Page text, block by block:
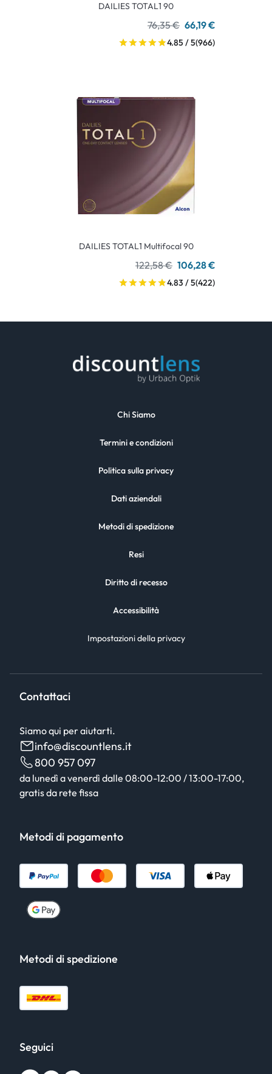
DAILIES TOTAL1 90
76,35 € 66,19 €
4.85 / 5(966)
DAILIES TOTAL1 Multifocal 90
122,58 € 106,28 €
4.83 / 5(422)
Chi Siamo
Termini e condizioni
Politica sulla privacy
Dati aziendali
Metodi di spedizione
Resi
Diritto di recesso
Accessibilità
Impostazioni della privacy
Contattaci
Siamo qui per aiutarti.
info@discountlens.it
800 957 097
da lunedì a venerdì dalle 08:00-12:00 / 13:00-17:00,
gratis da rete fissa
Metodi di pagamento
Metodi di spedizione
Seguici